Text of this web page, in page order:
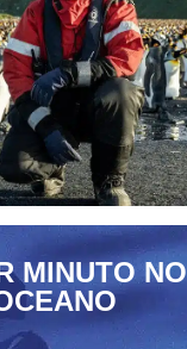
MINUTO NO